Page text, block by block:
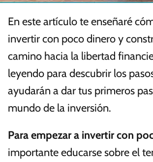
En este artículo te enseñaré
invertir con poco dinero y
camino hacia la libertad
leyendo para descubrir los
ayudarán a dar tus primeros
mundo de la inversión.
Para empezar a invertir con
importante educarse sobre el